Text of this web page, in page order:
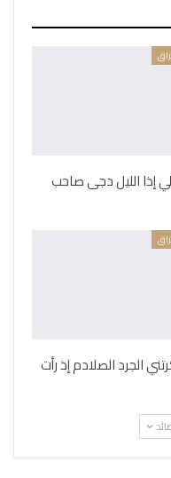
إذا الليل دجى صاحب
الجرد الصلادم إذ رأت